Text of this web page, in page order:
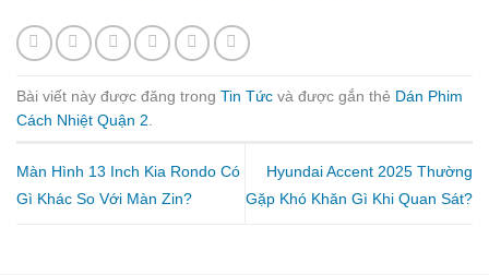
Bài viết này được đăng trong Tin Tức và được gắn thẻ Dán Phim
Cách Nhiệt Quận 2
Màn Hình 13 Inch Kia Rondo Có
Gì Khác So Với Màn Zin?
Hyundai Accent 2025 Thường
Gặp Khó Khăn Gì Khi Quan Sát?